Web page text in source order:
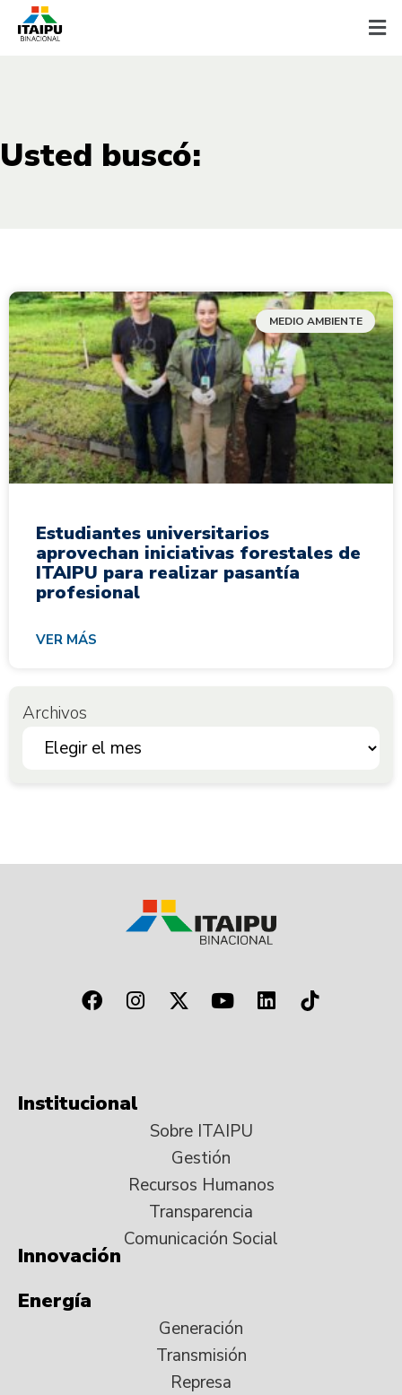
Usted buscó:
MEDIO AMBIENTE
Estudiantes universitarios
aprovechan iniciativas forestales de
ITAIPU para realizar pasantía
profesional
VER MÁS
Archivos
Institucional
Sobre ITAIPU
Gestión
Recursos Humanos
Transparencia
Comunicación Social
Innovación
Energía
Generación
Transmisión
Represa